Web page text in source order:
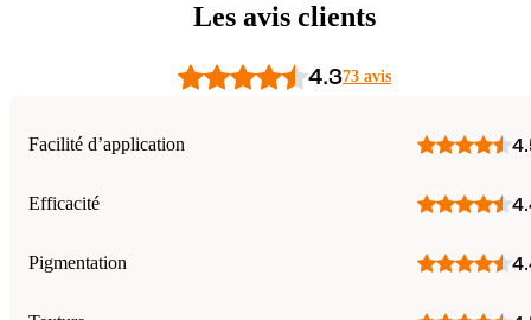
Les avis clients
4.373 avis
Facilité d’application
Efficacité
Pigmentation